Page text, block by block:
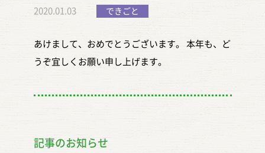
2020.01.03 できごと
あけまして、おめでとうございます。 本年も、ど
うぞ宜しくお願い申し上げます。
記事のお知らせ